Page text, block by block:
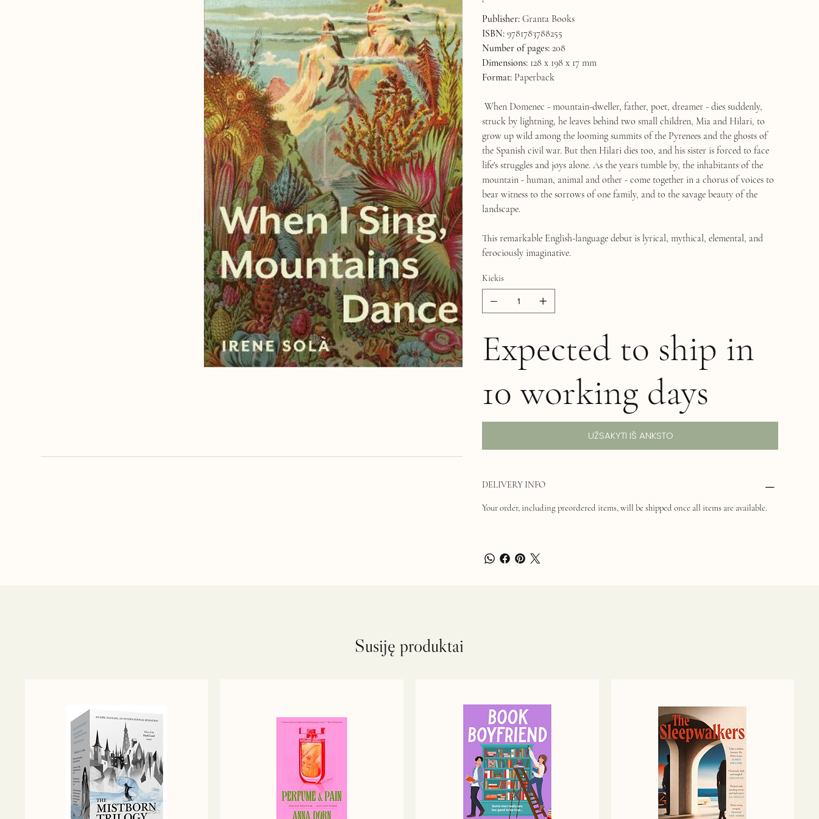
Publisher: Granta Books
ISBN: 9781783788255
Number of pages: 208
Dimensions: 128 x 198 x 17 mm
Format: Paperback
When Domenec - mountain-dweller, father, poet, dreamer - dies suddenly,
struck by lightning, he leaves behind two small children, Mia and Hilari, to
grow up wild among the looming summits of the Pyrenees and the ghosts of
the Spanish civil war. But then Hilari dies too, and his sister is forced to face
life's struggles and joys alone. As the years tumble by, the inhabitants of the
mountain - human, animal and other - come together in a chorus of voices to
bear witness to the sorrows of one family, and to the savage beauty of the
landscape.
This remarkable English-language debut is lyrical, mythical, elemental, and
ferociously imaginative.
Kiekis
Expected to ship in
10 working days
UŽSAKYTI IŠ ANKSTO
DELIVERY INFO
Your order, including preordered items, will be shipped once all items are available.
Susiję produktai